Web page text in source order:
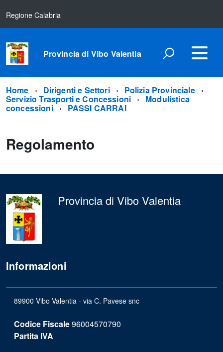
Regione Calabria
Provincia di Vibo Valentia
Home Dirigenti e Settori Polizia Provinciale
Servizio Trasporti e Concessioni Modulistica
concessioni PASSI CARRAI
Regolamento
Provincia di Vibo Valentia
Informazioni
89900 Vibo Valentia - via C. Pavese snc
Codice Fiscale96004570790
Partita IVA